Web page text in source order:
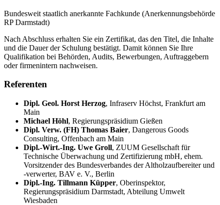
Bundesweit staatlich anerkannte Fachkunde (Anerkennungsbehörde
RP Darmstadt)
Nach Abschluss erhalten Sie ein Zertifikat, das den Titel, die Inhalte
und die Dauer der Schulung bestätigt. Damit können Sie Ihre
Qualifikation bei Behörden, Audits, Bewerbungen, Auftraggebern
oder firmenintern nachweisen.
Referenten
Dipl. Geol. Horst Herzog, Infraserv Höchst, Frankfurt am
Main
Michael Höhl, Regierungspräsidium Gießen
Dipl. Verw. (FH) Thomas Baier, Dangerous Goods
Consulting, Offenbach am Main
Dipl.-Wirt.-Ing. Uwe Groll, ZUUM Gesellschaft für
Technische Überwachung und Zertifizierung mbH, ehem.
Vorsitzender des Bundesverbandes der Altholzaufbereiter und
-verwerter, BAV e. V., Berlin
Dipl.-Ing. Tillmann Küpper, Oberinspektor,
Regierungspräsidium Darmstadt, Abteilung Umwelt
Wiesbaden